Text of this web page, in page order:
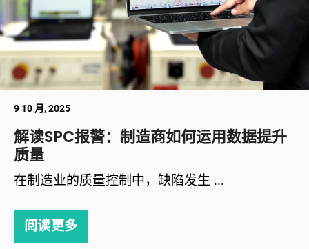
9 10 月, 2025
解读SPC报警：制造商如何运用数据提升
质量
在制造业的质量控制中，缺陷发生 ...
阅读更多